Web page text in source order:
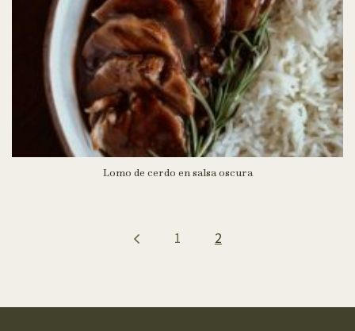
Lomo de cerdo en salsa oscura
1 2